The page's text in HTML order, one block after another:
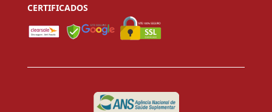
CERTIFICADOS